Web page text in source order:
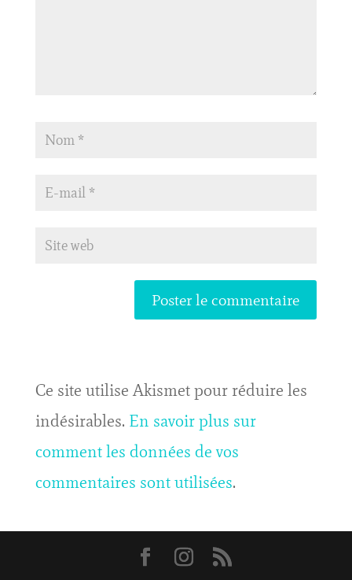
Ce site utilise Akismet pour réduire les
indésirables. En savoir plus sur
comment les données de vos
commentaires sont utilisées.